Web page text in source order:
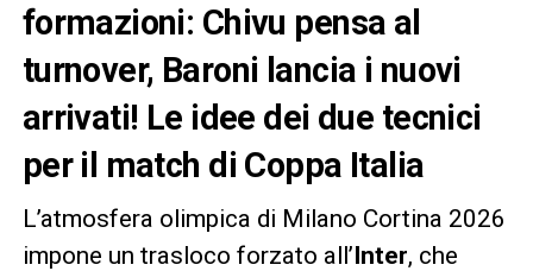
formazioni: Chivu pensa al
turnover, Baroni lancia i nuovi
arrivati! Le idee dei due tecnici
per il match di Coppa Italia
L’atmosfera olimpica di Milano Cortina 2026
impone un trasloco forzato all’Inter, che